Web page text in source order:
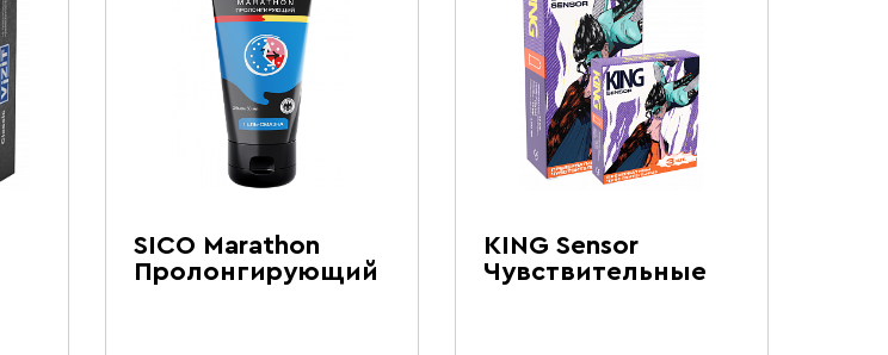
SICO Marathon
Пролонгирующий
KING Sensor
Чувствительные